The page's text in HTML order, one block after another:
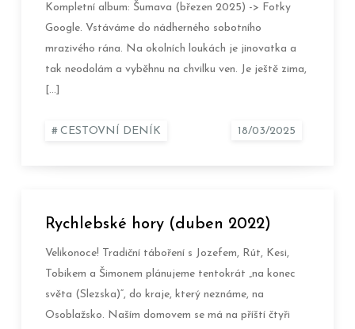
Kompletní album: Šumava (březen 2025) -> Fotky
Google. Vstáváme do nádherného sobotního
mrazivého rána. Na okolních loukách je jinovatka a
tak neodolám a vyběhnu na chvilku ven. Je ještě zima,
[…]
CESTOVNÍ DENÍK
Rychlebské hory (duben 2022)
Velikonoce! Tradiční táboření s Jozefem, Rút, Kesi,
Tobikem a Šimonem plánujeme tentokrát „na konec
světa (Slezska)“, do kraje, který neznáme, na
Osoblažsko. Naším domovem se má na příští čtyři